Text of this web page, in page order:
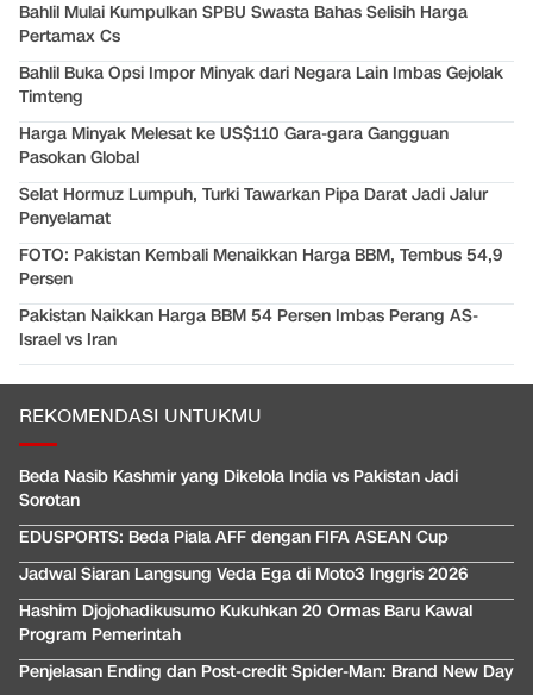
Bahlil Mulai Kumpulkan SPBU Swasta Bahas Selisih Harga
Pertamax Cs
Bahlil Buka Opsi Impor Minyak dari Negara Lain Imbas Gejolak
Timteng
Harga Minyak Melesat ke US$110 Gara-gara Gangguan
Pasokan Global
Selat Hormuz Lumpuh, Turki Tawarkan Pipa Darat Jadi Jalur
Penyelamat
FOTO: Pakistan Kembali Menaikkan Harga BBM, Tembus 54,9
Persen
Pakistan Naikkan Harga BBM 54 Persen Imbas Perang AS-
Israel vs Iran
REKOMENDASI UNTUKMU
Beda Nasib Kashmir yang Dikelola India vs Pakistan Jadi
Sorotan
EDUSPORTS: Beda Piala AFF dengan FIFA ASEAN Cup
Jadwal Siaran Langsung Veda Ega di Moto3 Inggris 2026
Hashim Djojohadikusumo Kukuhkan 20 Ormas Baru Kawal
Program Pemerintah
Penjelasan Ending dan Post-credit Spider-Man: Brand New Day